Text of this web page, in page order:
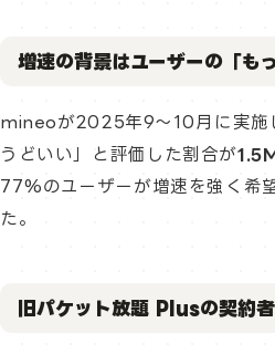
増速の背景はユーザーの「も
mineoが2025年9〜10月に実施
うどいい」と評価した割合が
77%のユーザーが増速を強く希
た。
旧パケット放題 Plusの契約